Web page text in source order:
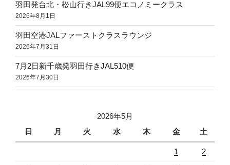
羽田発台北・松山行きJAL99便エコノミークラス
2026年8月1日
羽田空港JALファーストクラスラウンジ
2026年7月31日
7月2日新千歳発羽田行きJAL510便
2026年7月30日
2026年5月
日
月 火 水 木 金 土
1 2